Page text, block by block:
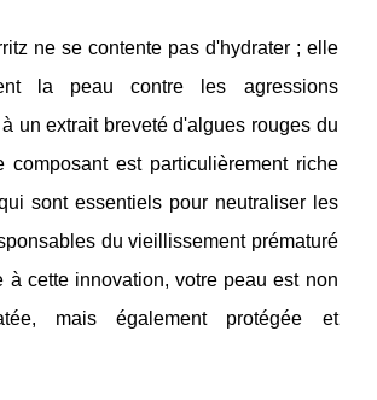
ne se contente pas d'hydrater ; elle
la peau contre les agressions
un extrait breveté d'algues rouges du
composant est particulièrement riche
sont essentiels pour neutraliser les
du vieillissement prématuré
à cette innovation, votre peau est non
mais également protégée et